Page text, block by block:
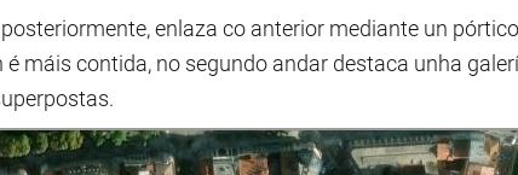
enlaza co anterior mediante un
máis contida, no segundo andar destaca unha